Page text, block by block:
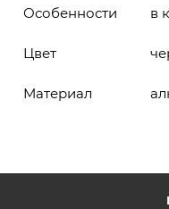
Особенности в
Цвет
Материал